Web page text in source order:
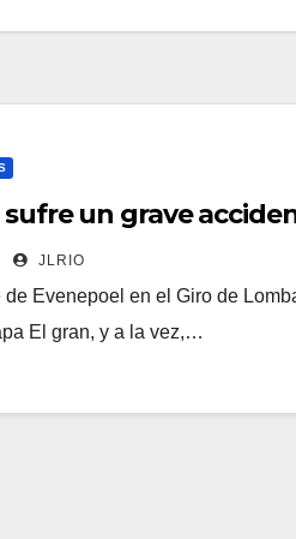
sufre un grave
JLRIO
Evenepoel en el Giro de
El gran, y a la vez,…